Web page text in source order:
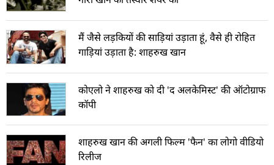
मैं जैसे लड़कियों की साड़ियां उड़ाता हूं, वैसे ही रोहित
गाड़ियां उड़ाता है: शाहरुख खान
कोएलो ने शाहरुख को दी 'द अलकेमिस्ट' की ऑटोग्राफ
कॉपी
शाहरुख खान की अगली फिल्म 'फैन' का लोगो वीडियो
रिलीज